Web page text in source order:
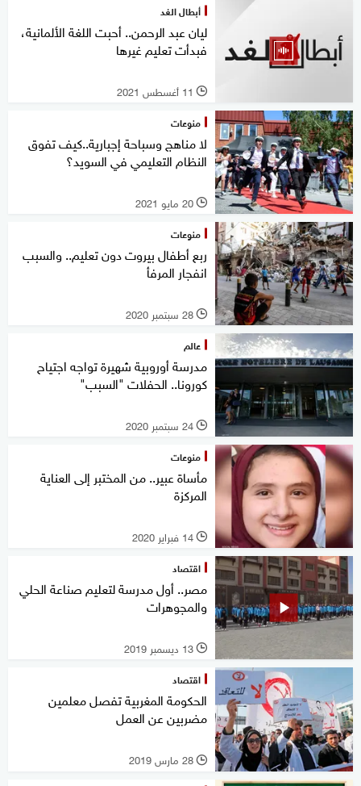
أبطال الغد
ليان عبد الرحمن.. أحبت اللغة الألمانية،
فبدأت تعليم غيرها
l 11 أغسطس 2021
منوعات
لا مناهج وسباحة إجبارية..كيف تفوق
النظام التعليمي في السويد؟
l 20 مايو 2021
منوعات
ربع أطفال بيروت دون تعليم.. والسبب
انفجار المرفأ
l 28 سبتمبر 2020
عالم
مدرسة أوروبية شهيرة تواجه اجتياح
كورونا.. الحفلات "السبب"
l 24 سبتمبر 2020
منوعات
مأساة عبير.. من المختبر إلى العناية
المركزة
l 14 فبراير 2020
اقتصاد
مصر.. أول مدرسة لتعليم صناعة الحلي
والمجوهرات
l 13 ديسمبر 2019
اقتصاد
الحكومة المغربية تفصل معلمين
مضربين عن العمل
l 28 مارس 2019